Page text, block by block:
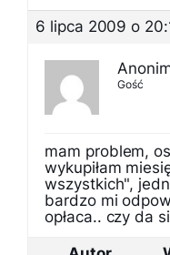
6 lipca 2009 o
Gość
mam problem,
wykupiłam
wszystkich",
bardzo mi
opłaca.. czy da